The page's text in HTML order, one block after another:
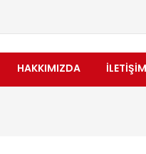
HAKKIMIZDA İLETIŞIM